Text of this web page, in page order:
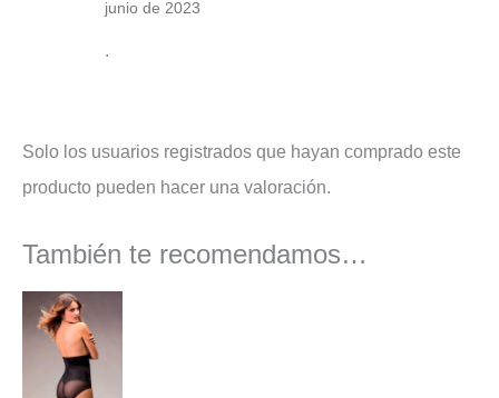
junio de 2023
.
Solo los usuarios registrados que hayan comprado este
producto pueden hacer una valoración.
También te recomendamos…